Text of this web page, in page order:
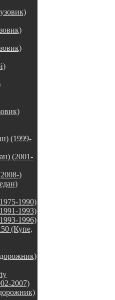
(1999-
(2001-
)
1990)
1993)
1996)
(Купе,
2007)